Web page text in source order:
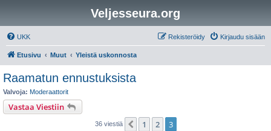
Veljesseura.org
UKK Kirjaudu sisään
Rekisteröidy
Etusivu Muut Yleistä uskonnosta
Raamatun ennustuksista
Valvoja: Moderaattorit
Vastaa Viestiin
36 viestiä Edellinen
1 2 3